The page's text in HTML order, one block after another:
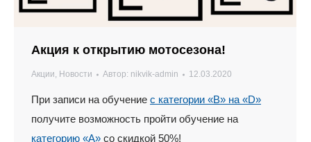
Акция к открытию мотосезона!
Акции, Новости Автор: nikvik-admin 12.03.2020
При записи на обучение с категории «В» на «D»
получите возможность пройти обучение на
категорию «А» со скидкой 50%!